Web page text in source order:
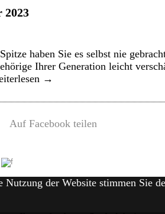
2023
haben Sie es selbst nie
Ihrer Generation leicht
→
Auf Facebook teilen
der Website stimmen Sie